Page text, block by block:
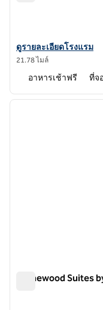
ดูรายละเอียดโรงแรม
ดูรายละเอียดโรงแรม
21.78 ไมล์
อาหารเช้าฟรี ที่จ
1 จาก 12
Homewood Suites